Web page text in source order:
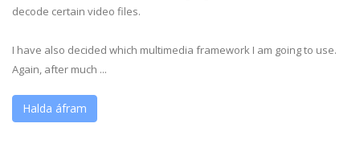
decode certain video files.
I have also decided which multimedia framework I am going to use.
Again, after much ...
Halda áfram